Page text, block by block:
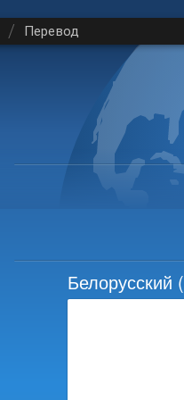
/ Перевод
Белорусский